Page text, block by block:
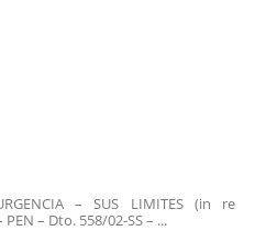
– SUS LIMITES (in re
– Dto. 558/02-SS – ...